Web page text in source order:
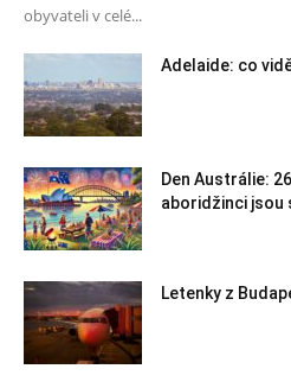
obyvateli v celé...
Adelaide: co
Den Austrálie:
aboridžinci jsou
Letenky z